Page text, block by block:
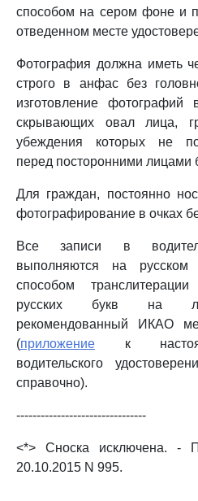
способом на сером фоне и
отведенном месте
Фотография должна иметь
строго в анфас без
изготовление
скрывающих овал лица,
убеждения которых не
перед посторонними лицами
Для граждан, постоянно
фотографирование в очках
Все записи в
выполняются на
способом
русских букв на
рекомендованный ИКАО
(приложение к
водительского
справочно).
--------------------------------
<*> Сноска исключена. -
20.10.2015 N 995.